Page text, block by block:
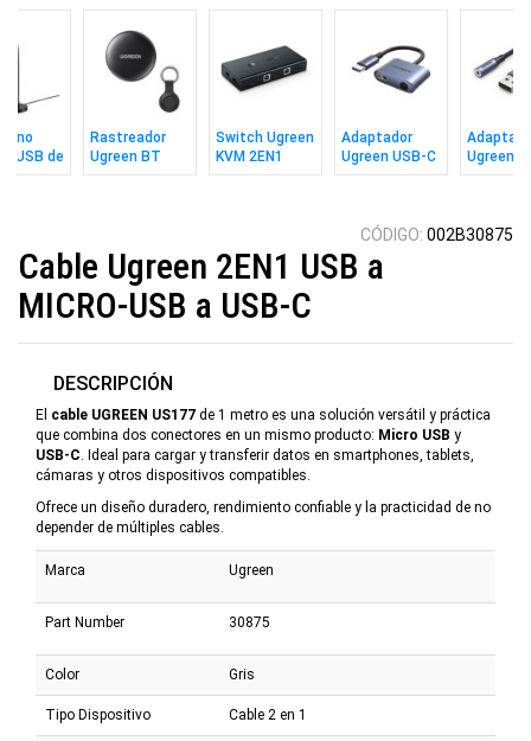
USB de
Rastreador
Ugreen BT
Compatible
Switch Ugreen
KVM 2EN1
HDMI 4k/30Hz
Adaptador
Ugreen USB-C
a AUD3.5mm +
Ugreen
AUD
CÓDIGO: 002B30875
Cable Ugreen 2EN1 USB a
MICRO-USB a USB-C
DESCRIPCIÓN
El cable UGREEN US177 de 1 metro es una solución versátil y práctica
que combina dos conectores en un mismo producto: Micro USB y
USB-C. Ideal para cargar y transferir datos en smartphones, tablets,
cámaras y otros dispositivos compatibles.
Ofrece un diseño duradero, rendimiento confiable y la practicidad de no
depender de múltiples cables.
Marca Ugreen
Part Number 30875
Color Gris
Tipo Dispositivo Cable 2 en 1